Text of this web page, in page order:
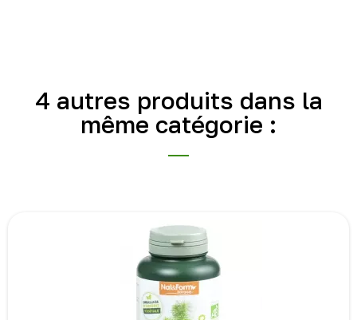
4 autres produits dans la
même catégorie :